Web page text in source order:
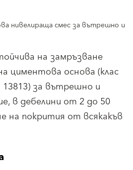
нивелираща смес за вътрешно и
на замръзване
циментова основа (клас
13813) за вътрешно и
в дебелини от 2 до 50
на покрития от всякакъв